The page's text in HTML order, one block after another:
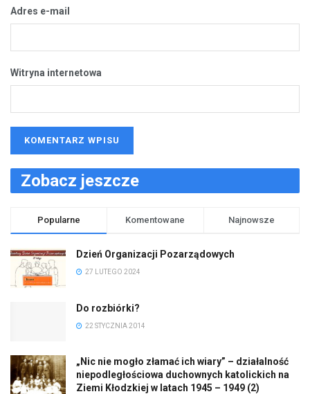
Adres e-mail
Witryna internetowa
Zobacz jeszcze
Popularne Komentowane Najnowsze
Dzień Organizacji Pozarządowych
27 LUTEGO 2024
Do rozbiórki?
22 STYCZNIA 2014
„Nic nie mogło złamać ich wiary” – działalność
niepodległościowa duchownych katolickich na
Ziemi Kłodzkiej w latach 1945 – 1949 (2)